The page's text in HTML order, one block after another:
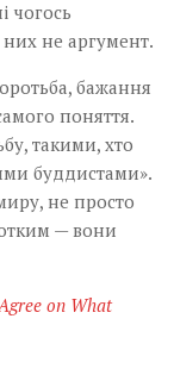
чогось
них не аргумент.
бажання
поняття.
такими, хто
буддистами».
не просто
— вони
on What